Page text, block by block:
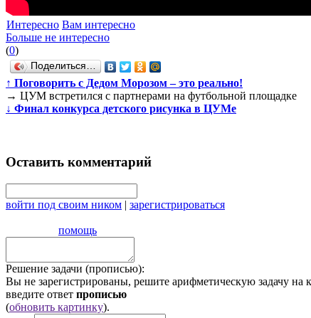
Интересно Вам интересно
Больше не интересно
(0)
Поделиться…
↑ Поговорить с Дедом Морозом – это реально!
→ ЦУМ встретился с партнерами на футбольной площадке
↓ Финал конкурса детского рисунка в ЦУМе
Оставить комментарий
войти под своим ником | зарегистрироваться
помощь
Решение задачи (прописью):
Вы не зарегистрированы, решите арифметическую задачу на
введите ответ прописью
(обновить картинку).